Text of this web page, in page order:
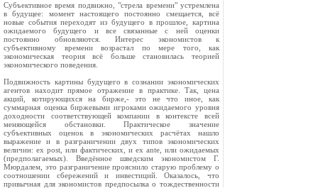
Субъективное время подвижно, "стрела времени" устремлена
в будущее: момент настоящего постоянно смещается, всё
новые события переходят из будущего в прошлое, картина
ожидаемого будущего и все связанные с ней оценки
постоянно обновляются. Интерес экономистов к
субъективному времени возрастал по мере того, как
экономическая теория всё больше становилась теорией
экономического поведения.
Подвижность картины будущего в сознании экономических
агентов находит прямое отражение в практике. Так, цена
акций, котирующихся на бирже,- это не что иное, как
суммарная оценка биржевыми игроками ожидаемого уровня
доходности соответствующей компании в контексте всей
меняющейся обстановки. Практическое значение
субъективных оценок в экономических расчётах нашло
выражение и в разграничении двух типов экономических
величин: ex post, или фактических, и ex ante, или ожидаемых
(предполагаемых). Введённое шведским экономистом Г.
Мюрдалем, это разграничение прояснило старую проблему о
соотношении сбережений и инвестиций. Оказалось, что
привычная для экономистов предпосылка о тождественности